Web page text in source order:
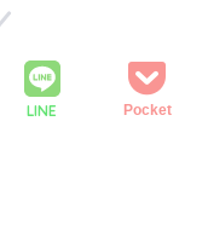
LINE Pocket